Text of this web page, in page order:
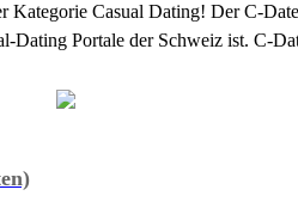
Kategorie Casual Dating! Der C-
Dating Portale der Schweiz ist. C-